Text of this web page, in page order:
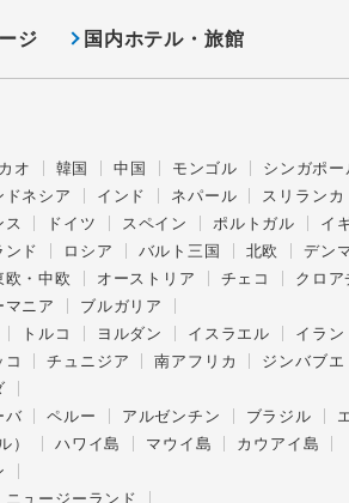
ジ 国内ホテル・旅館
オ 韓国 中国 モンゴル シンガポー
ドネシア インド ネパール スリランカ
ス ドイツ スペイン ポルトガル イ
ンド ロシア バルト三国 北欧 デン
欧・中欧 オーストリア チェコ クロア
マニア
ブルガリア
トルコ ヨルダン イスラエル
イラン
コ チュニジア 南アフリカ ジンバブエ
バ ペルー アルゼンチン ブラジル
） ハワイ島 マウイ島
カウアイ島
ニュージーランド